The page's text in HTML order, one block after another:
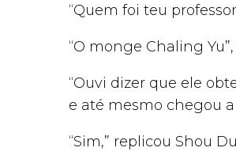
“Quem foi teu
“O monge Chaling
“Ouvi dizer que ele
e até mesmo chegou
“Sim,” replicou Shou